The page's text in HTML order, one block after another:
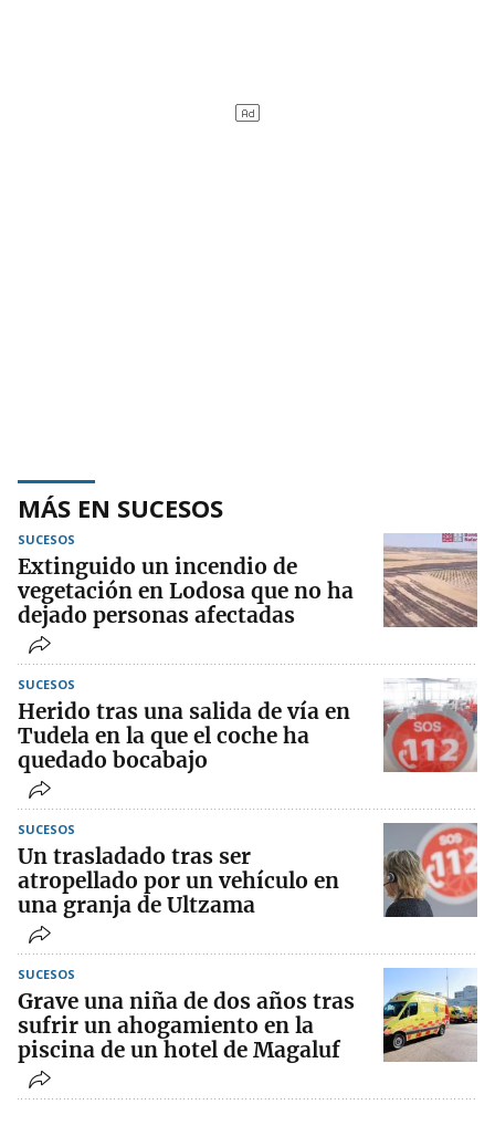
MÁS EN SUCESOS
SUCESOS
Extinguido un incendio de
vegetación en Lodosa que no ha
dejado personas afectadas
SUCESOS
Herido tras una salida de vía en
Tudela en la que el coche ha
quedado bocabajo
SUCESOS
Un trasladado tras ser
atropellado por un vehículo en
una granja de Ultzama
SUCESOS
Grave una niña de dos años tras
sufrir un ahogamiento en la
piscina de un hotel de Magaluf